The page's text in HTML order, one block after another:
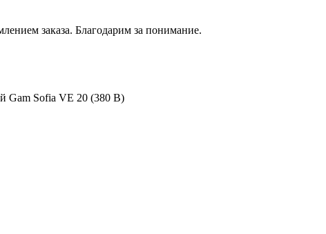
заказа. Благодарим за понимание.
Gam Sofia VE 20 (380 В)